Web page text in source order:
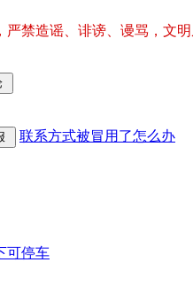
禁造谣、诽谤、谩骂，文
联系方式被冒用了怎么办
可停车